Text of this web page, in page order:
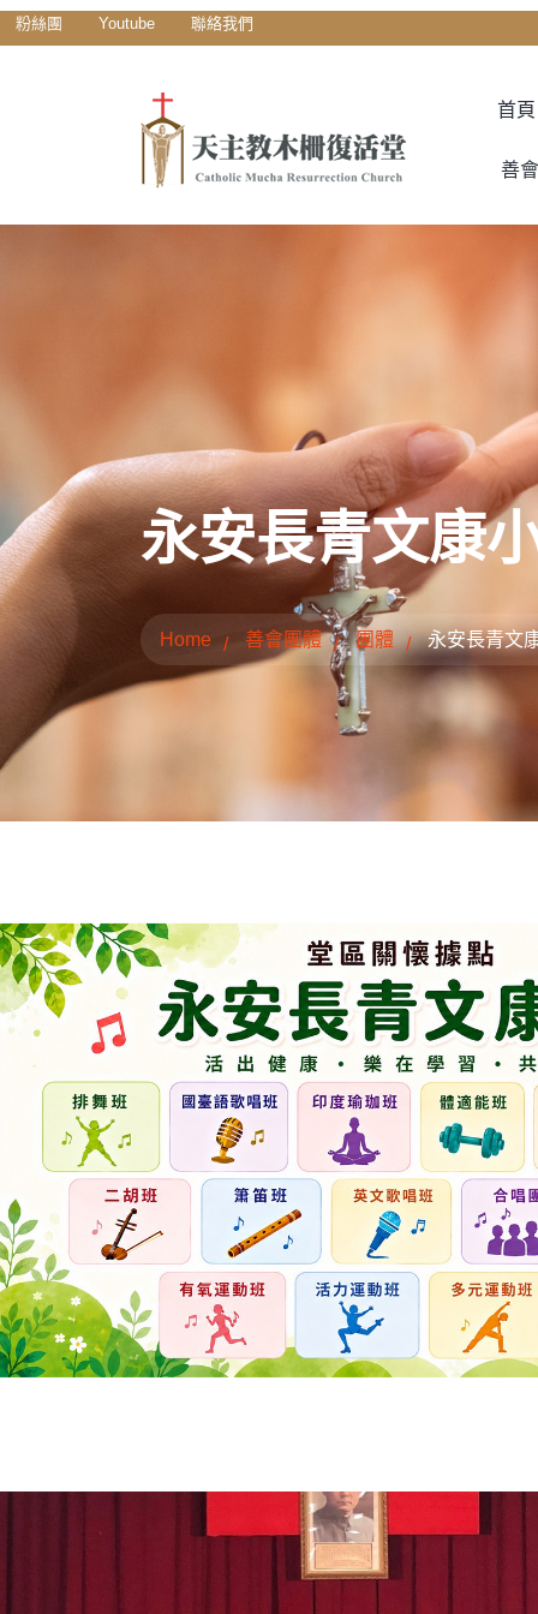
粉絲團 Youtube 聯絡我們
首頁
善
永安長青文康
Home 善會團體 團體 永安長青文